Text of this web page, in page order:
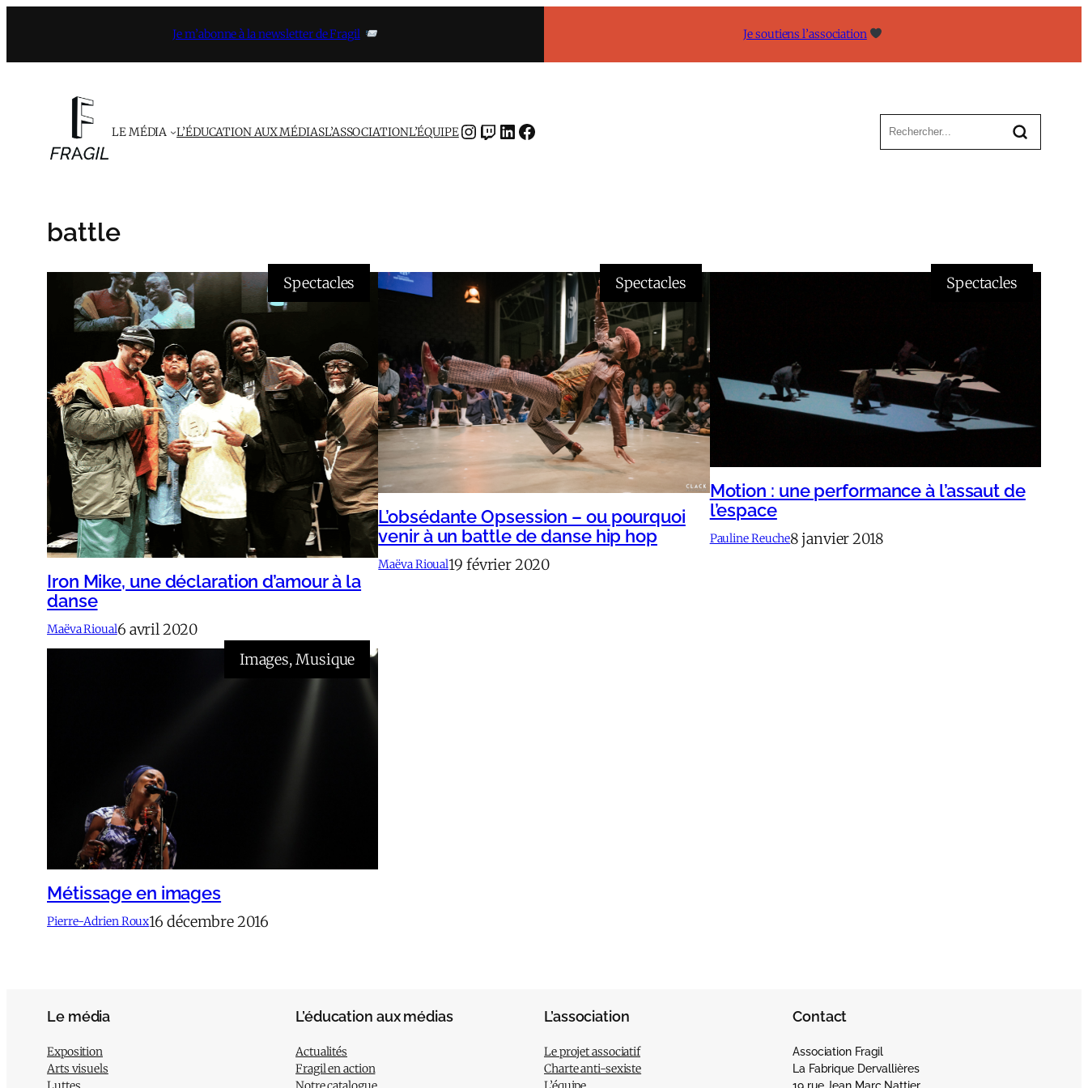
contenu
Je m’abonne à la newsletter de Fragil Je soutiens l’association
LE MÉDIA L’ÉDUCATION AUX MÉDIASL’ASSOCIATIONL’ÉQUIPEINSTAGRAMTWITCH LINKEDIN FACEBOOK
battle
Spectacles
Iron Mike, une déclaration d’amour à la
danse
Maëva Rioual6 avril 2020
Spectacles
L’obsédante Opsession – ou pourquoi
venir à un battle de danse hip hop
Maëva Rioual19 février 2020
Spectacles
Motion : une performance à l’assaut de
l’espace
Pauline Reuche8 janvier 2018
Images, Musique
Métissage en images
Pierre-Adrien Roux16 décembre 2016
Le média
Exposition
Arts visuels
L’éducation aux médias
Actualités
Fragil en action
L’association
Le projet associatif
Charte anti-sexiste
Contact
Association Fragil
La Fabrique Dervallières